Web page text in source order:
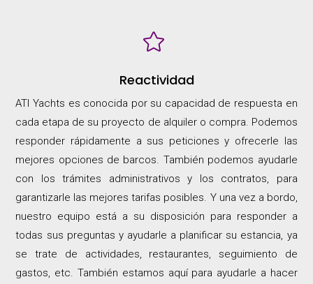

Reactividad
ATI Yachts es conocida por su capacidad de respuesta en
cada etapa de su proyecto de alquiler o compra. Podemos
responder rápidamente a sus peticiones y ofrecerle las
mejores opciones de barcos. También podemos ayudarle
con los trámites administrativos y los contratos, para
garantizarle las mejores tarifas posibles. Y una vez a bordo,
nuestro equipo está a su disposición para responder a
todas sus preguntas y ayudarle a planificar su estancia, ya
se trate de actividades, restaurantes, seguimiento de
gastos, etc. También estamos aquí para ayudarle a hacer